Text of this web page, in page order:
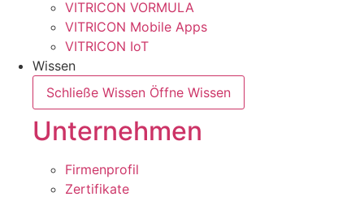
VITRICON VORMULA
VITRICON Mobile Apps
VITRICON IoT
Wissen
Schließe Wissen Öffne Wissen
Unternehmen
Firmenprofil
Zertifikate